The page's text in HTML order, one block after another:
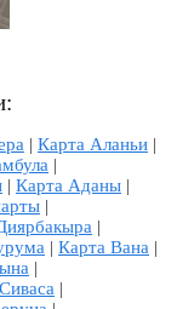
| Карта Аланьи |
|
| Карта Аданы |
|
|
| Карта Вана |
|
|